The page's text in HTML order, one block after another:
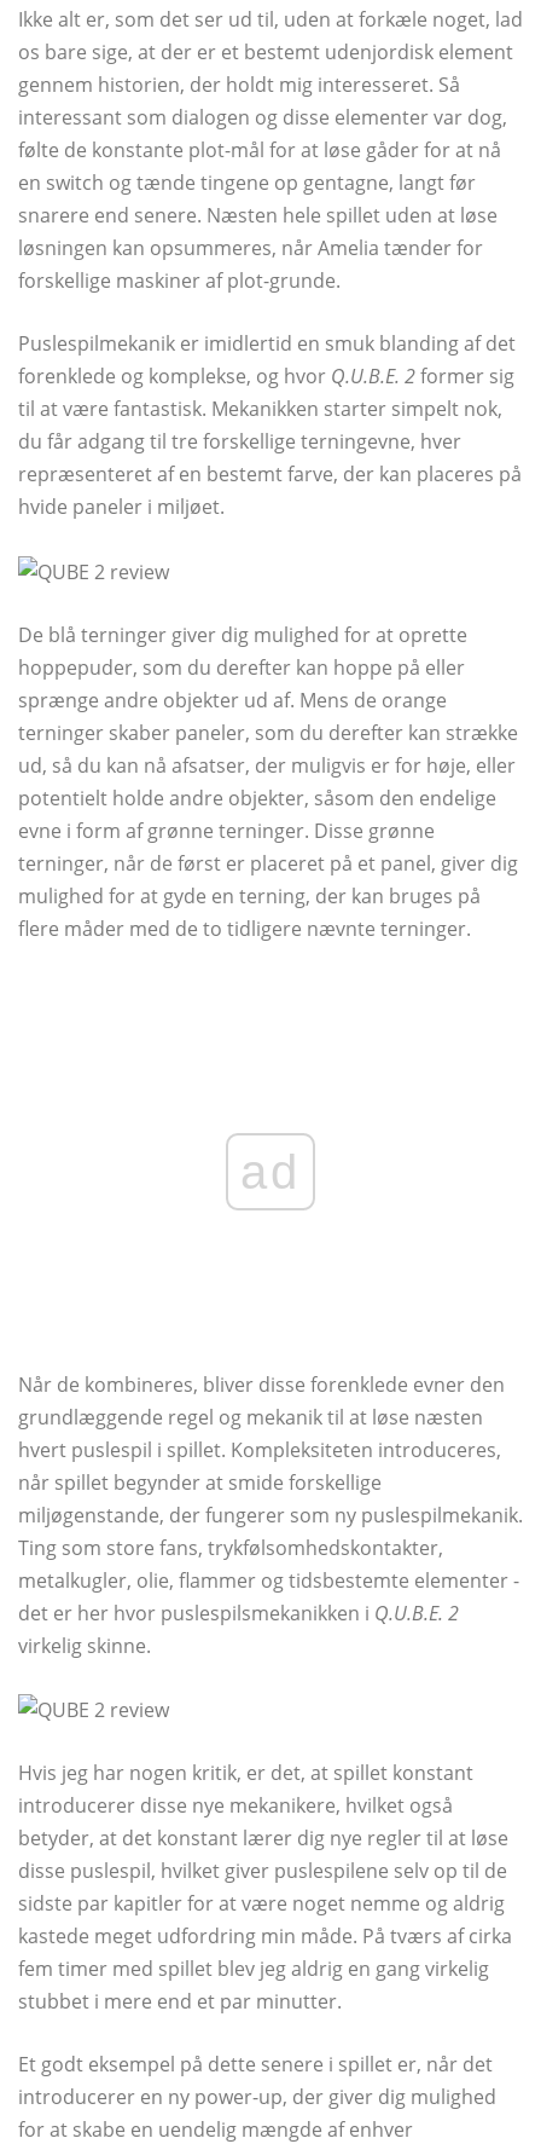
Ikke alt er, som det ser ud til, uden at forkæle noget, lad
os bare sige, at der er et bestemt udenjordisk element
gennem historien, der holdt mig interesseret. Så
interessant som dialogen og disse elementer var dog,
følte de konstante plot-mål for at løse gåder for at nå
en switch og tænde tingene op gentagne, langt før
snarere end senere. Næsten hele spillet uden at løse
løsningen kan opsummeres, når Amelia tænder for
forskellige maskiner af plot-grunde.
Puslespilmekanik er imidlertid en smuk blanding af det
forenklede og komplekse, og hvor Q.U.B.E. 2former sig
til at være fantastisk. Mekanikken starter simpelt nok,
du får adgang til tre forskellige terningevne, hver
repræsenteret af en bestemt farve, der kan placeres på
hvide paneler i miljøet.
De blå terninger giver dig mulighed for at oprette
hoppepuder, som du derefter kan hoppe på eller
sprænge andre objekter ud af. Mens de orange
terninger skaber paneler, som du derefter kan strække
ud, så du kan nå afsatser, der muligvis er for høje, eller
potentielt holde andre objekter, såsom den endelige
evne i form af grønne terninger. Disse grønne
terninger, når de først er placeret på et panel, giver dig
mulighed for at gyde en terning, der kan bruges på
flere måder med de to tidligere nævnte terninger.
ad
Når de kombineres, bliver disse forenklede evner den
grundlæggende regel og mekanik til at løse næsten
hvert puslespil i spillet. Kompleksiteten introduceres,
når spillet begynder at smide forskellige
miljøgenstande, der fungerer som ny puslespilmekanik.
Ting som store fans, trykfølsomhedskontakter,
metalkugler, olie, flammer og tidsbestemte elementer -
det er her hvor puslespilsmekanikken i Q.U.B.E. 2
virkelig skinne.
Hvis jeg har nogen kritik, er det, at spillet konstant
introducerer disse nye mekanikere, hvilket også
betyder, at det konstant lærer dig nye regler til at løse
disse puslespil, hvilket giver puslespilene selv op til de
sidste par kapitler for at være noget nemme og aldrig
kastede meget udfordring min måde. På tværs af cirka
fem timer med spillet blev jeg aldrig en gang virkelig
stubbet i mere end et par minutter.
Et godt eksempel på dette senere i spillet er, når det
introducerer en ny power-up, der giver dig mulighed
for at skabe en uendelig mængde af enhver